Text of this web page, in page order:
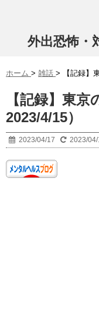
外出恐怖・
ホーム > 雑話 > 【記録】
【記録】東京
2023/4/15）
2023/04/17 2023/04/